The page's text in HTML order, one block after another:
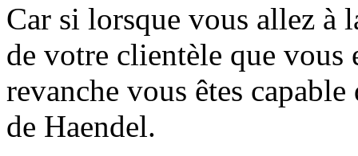
Car si lorsque vous allez à
de votre clientèle que vous
revanche vous êtes
de Haendel.